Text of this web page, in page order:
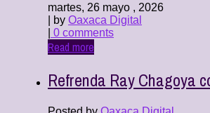
martes, 26 mayo , 2026
| by Oaxaca Digital
0 comments
Read more
Refrenda Ray Chagoya